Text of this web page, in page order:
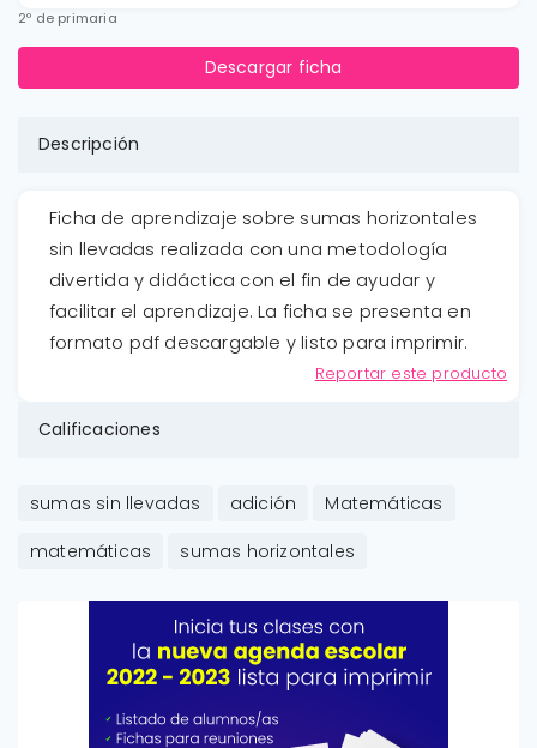
2º de primaria
Descargar ficha
Descripción
Ficha de aprendizaje sobre sumas horizontales
sin llevadas realizada con una metodología
divertida y didáctica con el fin de ayudar y
facilitar el aprendizaje. La ficha se presenta en
formato pdf descargable y listo para imprimir.
Reportar este producto
Calificaciones
sumas sin llevadas adición
Matemáticas
matemáticas
sumas horizontales